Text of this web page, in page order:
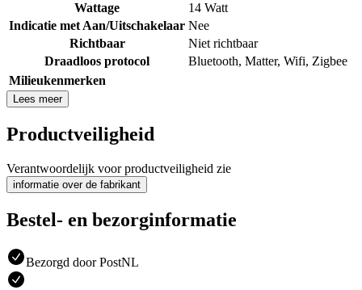
Wattage
14 Watt
Indicatie met Aan/Uitschakelaar Nee
Richtbaar
Niet richtbaar
Draadloos protocol
Bluetooth, Matter, Wifi, Zigbee
Milieukenmerken
Lees meer
Productveiligheid
Verantwoordelijk voor productveiligheid zie
informatie over de fabrikant
Bestel- en bezorginformatie
Bezorgd door PostNL